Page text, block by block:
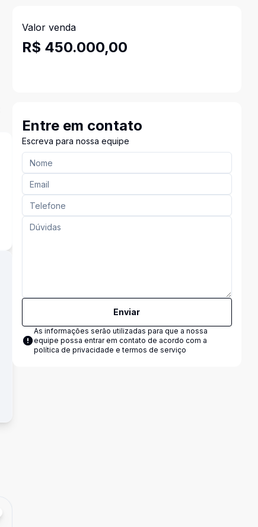
Valor venda
R$ 450.000,00
Entre em contato
Escreva para nossa equipe
Enviar
As informações serão utilizadas para que a nossa
equipe possa entrar em contato de acordo com a
política de privacidade e termos de serviço